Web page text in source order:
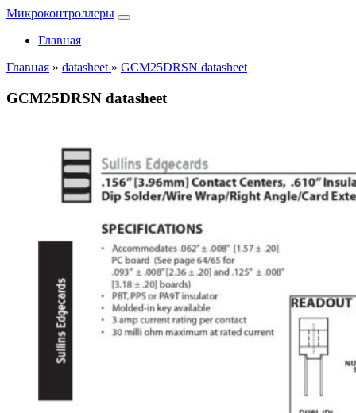
Микроконтроллеры
Главная
Главная » datasheet » GCM25DRSN datasheet
GCM25DRSN datasheet